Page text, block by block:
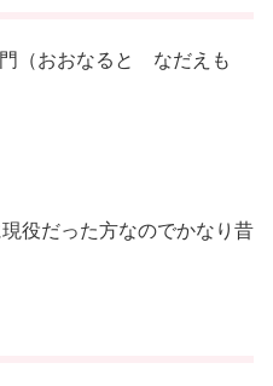
（おおなると なだえも
役だった方なのでかなり昔